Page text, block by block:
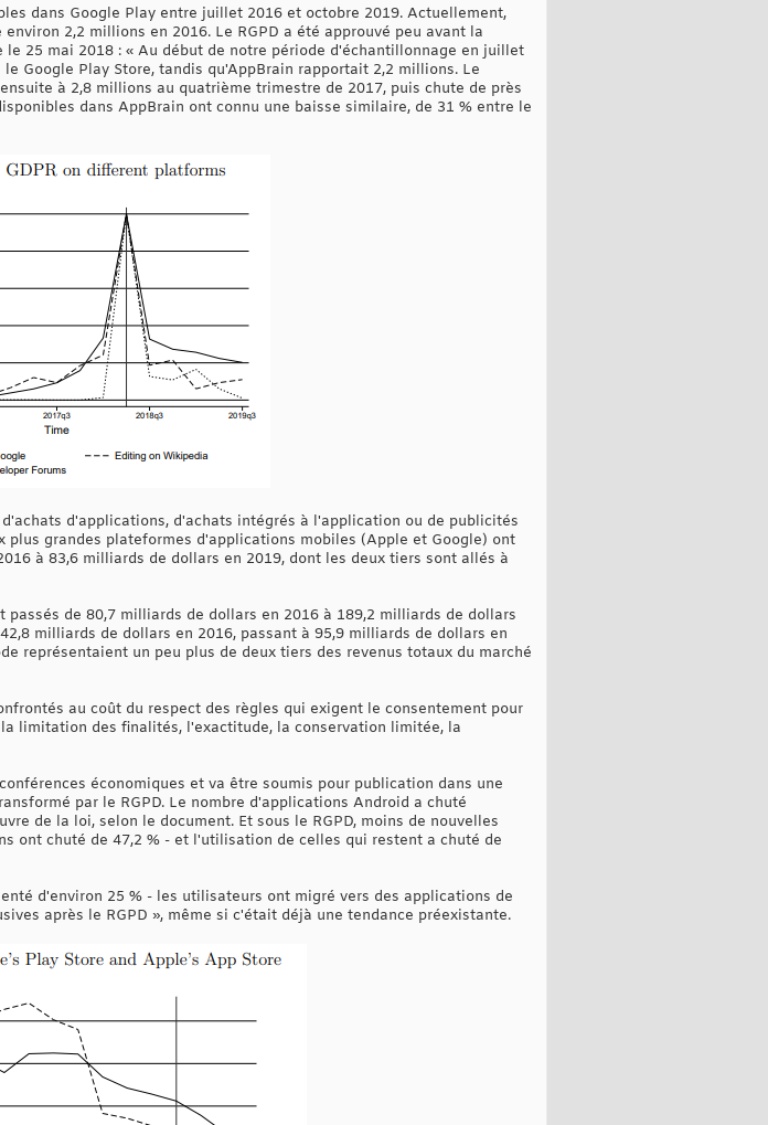
dans Google Play entre juillet 2016 et octobre 2019. Actuellement,
2,2 millions en 2016. Le RGPD a été approuvé peu avant la
25 mai 2018 : « Au début de notre période d'échantillonnage en juillet
Google Play Store, tandis qu'AppBrain rapportait 2,2 millions. Le
à 2,8 millions au quatrième trimestre de 2017, puis chute de près
dans AppBrain ont connu une baisse similaire, de 31 % entre le
d'applications, d'achats intégrés à l'application ou de publicités
grandes plateformes d'applications mobiles (Apple et Google) ont
à 83,6 milliards de dollars en 2019, dont les deux tiers sont allés à
de 80,7 milliards de dollars en 2016 à 189,2 milliards de dollars
milliards de dollars en 2016, passant à 95,9 milliards de dollars en
représentaient un peu plus de deux tiers des revenus totaux du marché
au coût du respect des règles qui exigent le consentement pour
limitation des finalités, l'exactitude, la conservation limitée, la
économiques et va être soumis pour publication dans une
par le RGPD. Le nombre d'applications Android a chuté
de la loi, selon le document. Et sous le RGPD, moins de nouvelles
ont chuté de 47,2 % - et l'utilisation de celles qui restent a chuté de
d'environ 25 % - les utilisateurs ont migré vers des applications de
après le RGPD », même si c'était déjà une tendance préexistante.